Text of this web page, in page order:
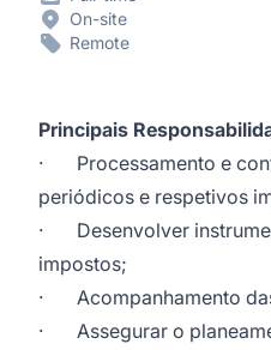
On-site
Remote
Principais
· Processamento e
periódicos e respetivos
· Desenvolver
impostos;
· Acompanhamento
· Assegurar o